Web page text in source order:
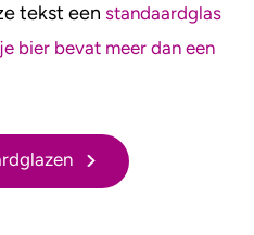
berekenen
tekst een standaardglas
bier bevat meer dan een